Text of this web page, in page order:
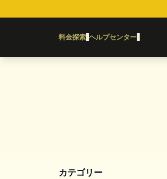
料金探索▾ヘルプセンター▾
カテゴリー